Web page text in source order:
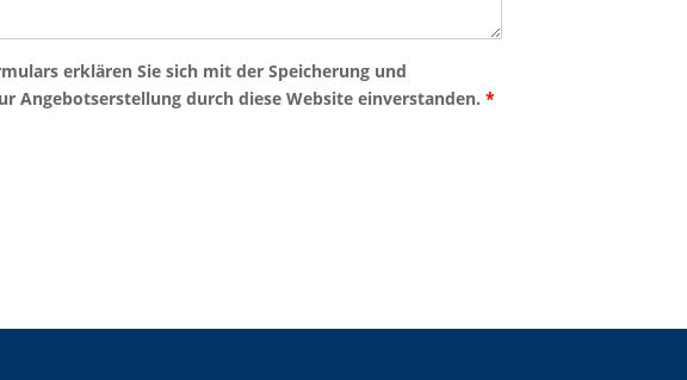
erklären Sie sich mit der Speicherung und
Angebotserstellung durch diese Website einverstanden.*